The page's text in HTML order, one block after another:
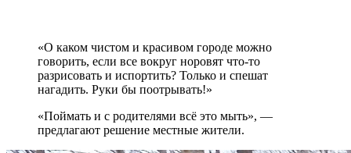
«О каком чистом и красивом городе можно
говорить, если все вокруг норовят что-то
разрисовать и испортить? Только и спешат
нагадить. Руки бы поотрывать!»
«Поймать и с родителями всё это мыть», —
предлагают решение местные жители.